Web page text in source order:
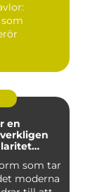
en
som tar
moderna